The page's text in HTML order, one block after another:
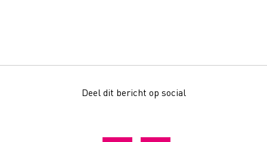
Deel dit bericht op social